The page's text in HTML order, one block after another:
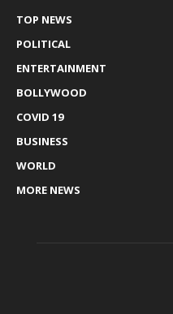
TOP NEWS
POLITICAL
ENTERTAINMENT
BOLLYWOOD
COVID 19
BUSINESS
WORLD
MORE NEWS